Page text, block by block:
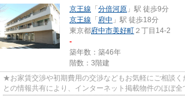
京王線 「 分倍河原 」駅 徒歩9分
京王線 「 府中 」駅 徒歩18分
東京都府中市美好町 ２丁目14-2
-
築年数：築46年
階数：3階建
★お家賃交渉や初期費用の交渉などもお気軽にご相談く
との情報共有により、インターネット掲載物件のほぼ